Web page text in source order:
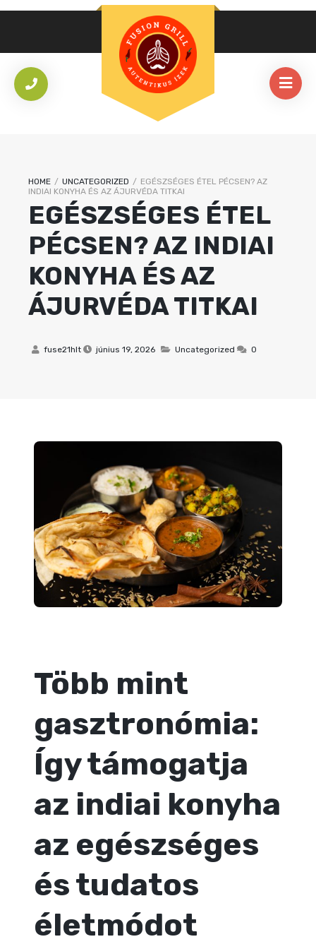
HOME / UNCATEGORIZED / EGÉSZSÉGES ÉTEL PÉCSEN? AZ
INDIAI KONYHA ÉS AZ ÁJURVÉDA TITKAI
EGÉSZSÉGES ÉTEL
PÉCSEN? AZ INDIAI
KONYHA ÉS AZ
ÁJURVÉDA TITKAI
fuse21hlt június 19, 2026 Uncategorized 0
Több mint
gasztronómia:
Így támogatja
az indiai konyha
az egészséges
és tudatos
életmódot